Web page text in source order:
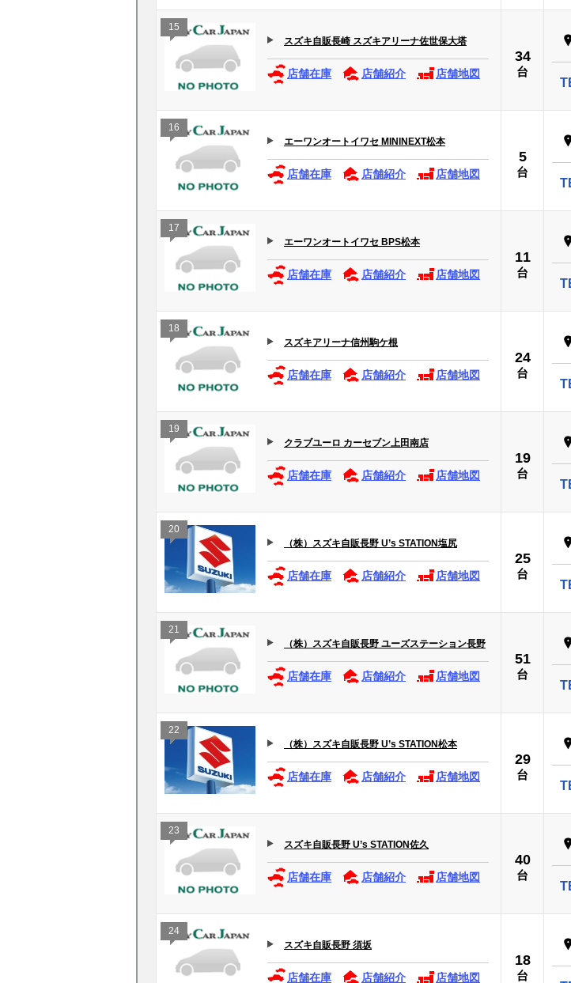
15
スズキ自販長崎 スズキアリーナ佐世保大塔
店舗在庫 店舗紹介 店舗地図
34
台
16
エーワンオートイワセ MININEXT松本
店舗在庫 店舗紹介 店舗地図
5
台
17
エーワンオートイワセ BPS松本
店舗在庫 店舗紹介 店舗地図
11
台
18
スズキアリーナ信州駒ケ根
店舗在庫 店舗紹介 店舗地図
24
台
19
クラブユーロ カーセブン上田南店
店舗在庫 店舗紹介 店舗地図
19
台
20
（株）スズキ自販長野 U’s STATION塩尻
店舗在庫 店舗紹介 店舗地図
25
台
21
（株）スズキ自販長野 ユーズステーション長野
店舗在庫 店舗紹介 店舗地図
51
台
22
（株）スズキ自販長野 U’s STATION松本
店舗在庫 店舗紹介 店舗地図
29
台
23
スズキ自販長野 U’s STATION佐久
店舗在庫 店舗紹介 店舗地図
40
台
24
スズキ自販長野 須坂
店舗在庫 店舗紹介 店舗地図
18
台